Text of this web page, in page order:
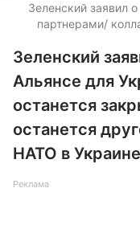
Зеленский заявил
партнерами/
Зеленский
Альянсе для
останется
останется
НАТО в
Реклама